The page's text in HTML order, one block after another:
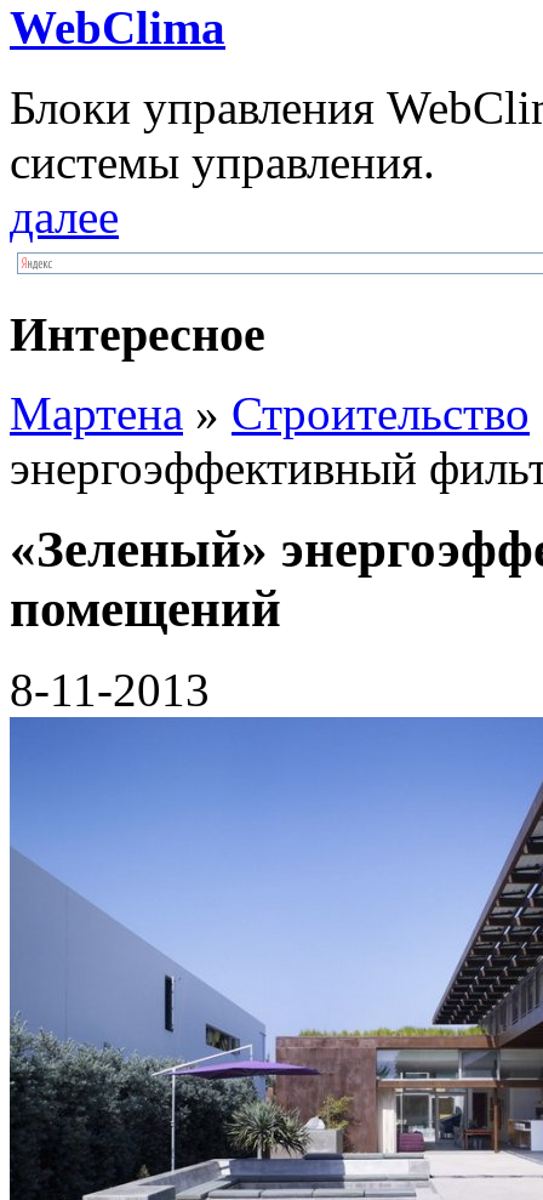
WebClima
Блоки упрaвлeния
системы управления.
далее
Интересное
Мартена » Строительство
энергоэффективный
«Зеленый»
помещений
8-11-2013